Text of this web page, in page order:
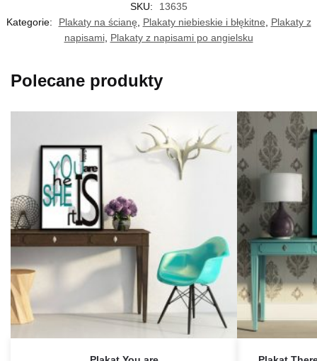
SKU:
13635
Kategorie:
Plakaty na ścianę Plakaty niebieskie i błękitne
Plakaty z
napisami, Plakaty z napisami po angielsku
Polecane produkty